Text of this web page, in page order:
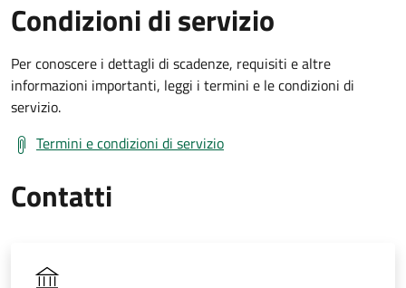
Condizioni di servizio
Per conoscere i dettagli di scadenze, requisiti e altre
informazioni importanti, leggi i termini e le condizioni di
servizio.
Termini e condizioni di servizio
Contatti